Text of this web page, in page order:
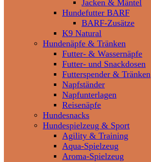
Jacken & Mäntel
Hundefutter BARF
BARF-Zusätze
K9 Natural
Hundenäpfe & Tränken
Futter- & Wassernäpfe
Futter- und Snackdosen
Futterspender & Tränken
Napfständer
Napfunterlagen
Reisenäpfe
Hundesnacks
Hundespielzeug & Sport
Agility & Training
Aqua-Spielzeug
Aroma-Spielzeug